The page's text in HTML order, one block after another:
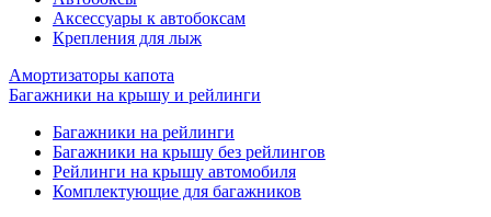
Аксессуары к автобоксам
Крепления для лыж
Амортизаторы капота
Багажники на крышу и рейлинги
Багажники на рейлинги
Багажники на крышу без рейлингов
Рейлинги на крышу автомобиля
Комплектующие для багажников